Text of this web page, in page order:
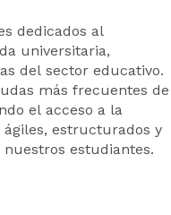
dedicados al
universitaria,
del sector educativo.
más frecuentes de
el acceso a la
estructurados y
estudiantes.